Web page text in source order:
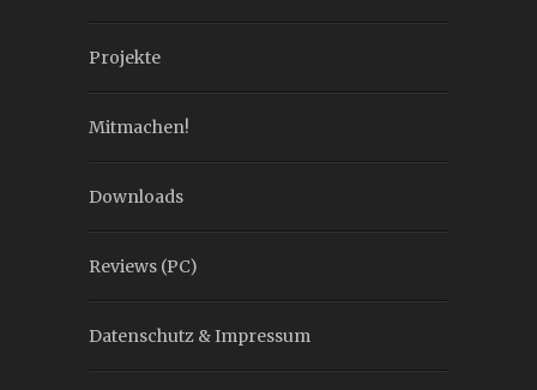
Projekte
Mitmachen!
Downloads
Reviews (PC)
Datenschutz & Impressum